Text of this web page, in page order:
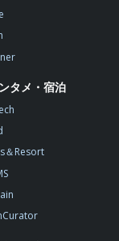
タメ・宿泊
＆Resort